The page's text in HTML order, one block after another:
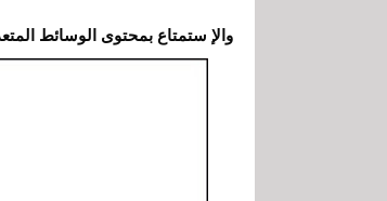
والإ ستمتاع بمحتوى الوسائط